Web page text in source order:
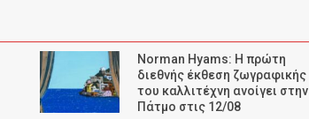
Norman Hyams: Η πρώτη
διεθνής έκθεση ζωγραφικής
του καλλιτέχνη ανοίγει στην
Πάτμο στις 12/08